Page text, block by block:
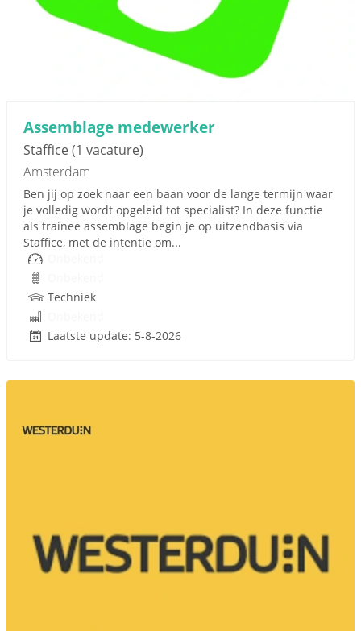
Assemblage medewerker
Staffice(1 vacature)
Amsterdam
Ben jij op zoek naar een baan voor de lange termijn waar
je volledig wordt opgeleid tot specialist? In deze functie
als trainee assemblage begin je op uitzendbasis via
Staffice, met de intentie om...
Techniek
Laatste update: 5-8-2026